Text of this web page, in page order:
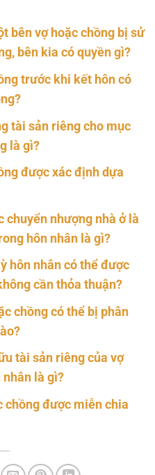
bên vợ hoặc chồng bị sử
bên kia có quyền gì?
trước khi kết hôn có
tài sản riêng cho mục
là gì?
được xác định dựa
chuyển nhượng nhà ở là
hôn nhân là gì?
hôn nhân có thể được
cần thỏa thuận?
chồng có thể bị phân
tài sản riêng của vợ
là gì?
chồng được miễn chia